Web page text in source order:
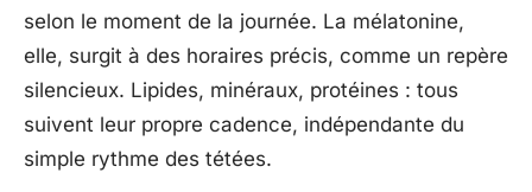
selon le moment de la journée. La mélatonine,
elle, surgit à des horaires précis, comme un repère
silencieux. Lipides, minéraux, protéines : tous
suivent leur propre cadence, indépendante du
simple rythme des tétées.